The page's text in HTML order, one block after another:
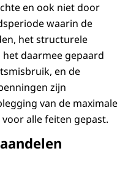
en ook niet door
waarin de
het structurele
daarmee gepaard
en de
zijn
van de maximale
alle feiten gepast.